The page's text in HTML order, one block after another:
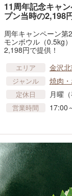
11周年記念キャ
プン当時の2,198
周年キャンペーン
モンボウル（0.5kg
2,198円で提供！
エリア 金沢
ジャンル 焼肉
定休日 月曜
営業時間 17:00